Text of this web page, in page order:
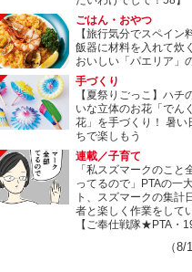
ごはん・おやつ
【旅行気分でスペイン
飯器に材料を入れて炊
おいしい「パエリア」
手づくり
【夏祭りごっこ】ハチ
いな立体のお花「でん
花」を手づくり！ 暑い
ちで楽しもう
連載／子育て
「私スズマークのこと
ってるので」PTAの一
ト、スズマークの集計
者と楽しく作業をして
【ご奉仕戦隊★PTA・19
（8/